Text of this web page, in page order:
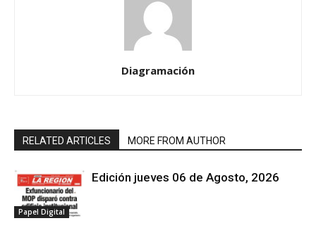
Diagramación
RELATED ARTICLES MORE FROM AUTHOR
Papel Digital
Edición jueves 06 de Agosto, 2026